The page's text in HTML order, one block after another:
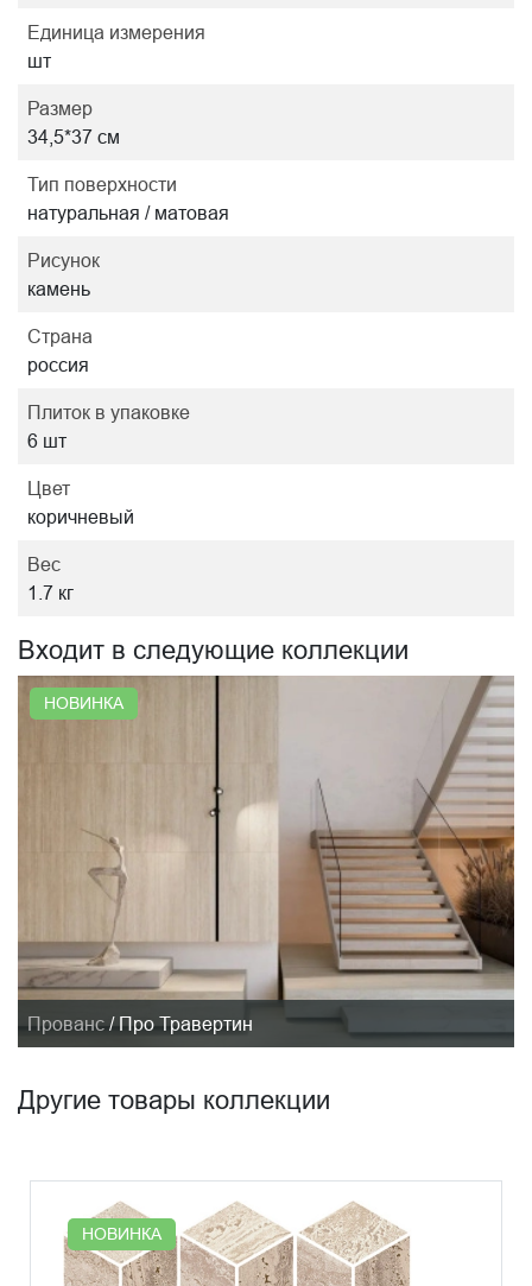
Единица измерения
шт
Размер
34,5*37 см
Тип поверхности
натуральная / матовая
Рисунок
камень
Страна
россия
Плиток в упаковке
6 шт
Цвет
коричневый
Вес
1.7 кг
Входит в следующие коллекции
НОВИНКА
Прованс / Про Травертин
Другие товары коллекции
НОВИНКА